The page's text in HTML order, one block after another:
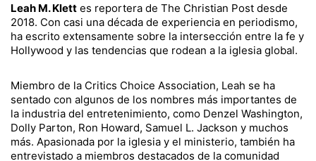
Leah M. Klett es reportera de The Christian Post desde
2018. Con casi una década de experiencia en periodismo,
ha escrito extensamente sobre la intersección entre la fe y
Hollywood y las tendencias que rodean a la iglesia global.
Miembro de la Critics Choice Association, Leah se ha
sentado con algunos de los nombres más importantes de
la industria del entretenimiento, como Denzel Washington,
Dolly Parton, Ron Howard, Samuel L. Jackson y muchos
más. Apasionada por la iglesia y el ministerio, también ha
entrevistado a miembros destacados de la comunidad